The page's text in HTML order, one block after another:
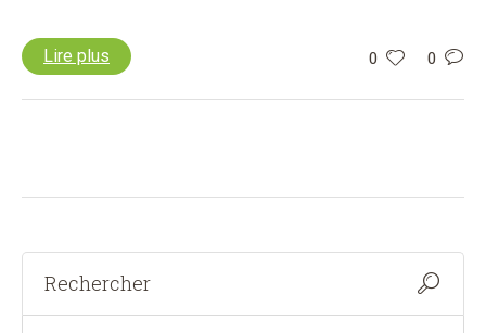
0 0
Lire plus